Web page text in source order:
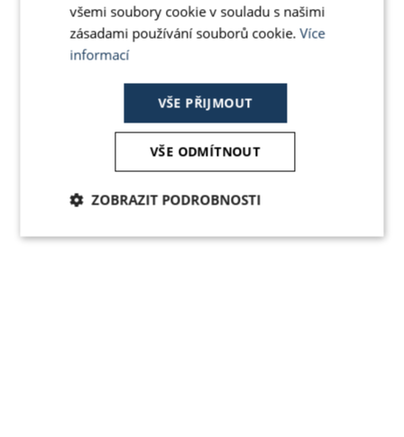
všemi soubory cookie v souladu s našimi
zásadami používání souborů cookie.Více
informací
VŠE PŘIJMOUT
VŠE ODMÍTNOUT
ZOBRAZIT PODROBNOSTI
Nezbytně
Analytika Marketing